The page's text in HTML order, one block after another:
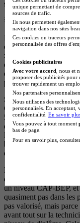
structures que se joue
💡 Où travaille un
Les débouchés se
concessions
zone géographique), les
directement à une
deux-roues, les loueurs
plus spécialisés, les
Sur la nature des
CDI, tandis que les
51 % des recrutements
élevée qui s’explique
les missions d’intérim
bon réseau, le CDI
des mécaniciens moto
Les offres d’emploi
diplôme attendu :
un niveau CAP-BEP,
quasiment pas dans les
pas valorisé, mais
avant tout sur la
unique permettant de
sources de trafic.
Ils nous permettent
navigation dans nos sites
Ces cookies ou traceurs
personnalisée des offres
Cookies publicitaires
Avec votre accord , nous et
proposer des publicités pour
trouver rapidement un
Nos partenaires
Nous utilisons des
personnalisés. En
confidentialité. En savoir
Vous pouvez à tout moment
bas de page.
Pour en savoir plus,